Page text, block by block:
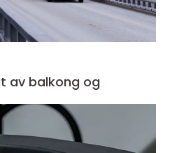
av balkong og